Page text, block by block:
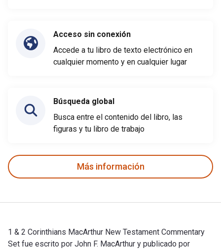
Acceso sin conexión
Accede a tu libro de texto electrónico en
cualquier momento y en cualquier lugar
Búsqueda global
Busca entre el contenido del libro, las
figuras y tu libro de trabajo
Más información
1 & 2 Corinthians MacArthur New Testament Commentary
Set fue escrito por John F. MacArthur y publicado por